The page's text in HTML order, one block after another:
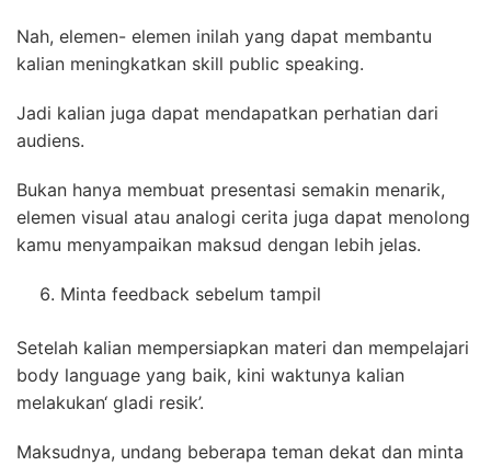
Nah, elemen- elemen inilah yang dapat membantu
kalian meningkatkan skill public speaking.
Jadi kalian juga dapat mendapatkan perhatian dari
audiens.
Bukan hanya membuat presentasi semakin menarik,
elemen visual atau analogi cerita juga dapat menolong
kamu menyampaikan maksud dengan lebih jelas.
Minta feedback sebelum tampil
Setelah kalian mempersiapkan materi dan mempelajari
body language yang baik, kini waktunya kalian
melakukan‘ gladi resik’.
Maksudnya, undang beberapa teman dekat dan minta